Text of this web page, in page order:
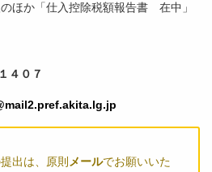
ほか「仕入控除税額報告書 在中」
４０７
出は、原則 メールでお願いいた